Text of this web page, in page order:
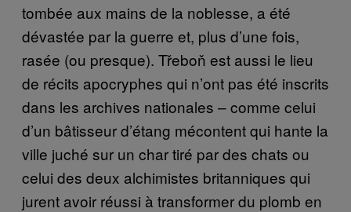
tombée aux mains de la noblesse, a été
dévastée par la guerre et, plus d’une fois,
rasée (ou presque). Třeboň est aussi le lieu
de récits apocryphes qui n’ont pas été inscrits
dans les archives nationales – comme celui
d’un bâtisseur d’étang mécontent qui hante la
ville juché sur un char tiré par des chats ou
celui des deux alchimistes britanniques qui
jurent avoir réussi à transformer du plomb en